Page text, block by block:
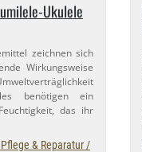
​Ukulele
zeichnen sich
Wirkungsweise
benötigen ein
das ihr
Pflege & Reparatur /